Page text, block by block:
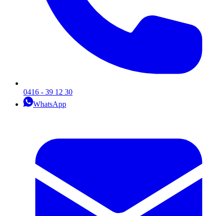
0416 - 39 12 30
WhatsApp